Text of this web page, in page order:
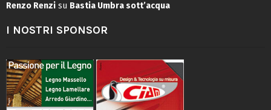
Renzo Renzi su Bastia Umbra sott’acqua
I NOSTRI SPONSOR